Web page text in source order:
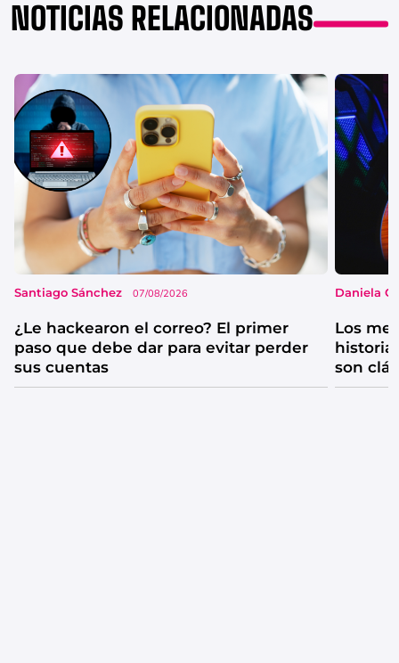
NOTICIAS RELACIONADAS
Santiago Sánchez 07/08/2026
¿Le hackearon el correo? El primer
paso que debe dar para evitar perder
sus cuentas
Daniela
Los
historia
son